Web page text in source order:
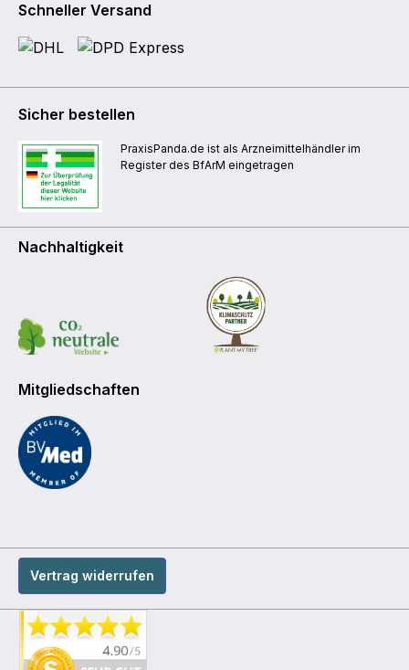
Schneller Versand
Sicher bestellen
PraxisPanda.de ist als Arzneimittelhändler im
Register des BfArM eingetragen
Nachhaltigkeit
Mitgliedschaften
Vertrag widerrufen